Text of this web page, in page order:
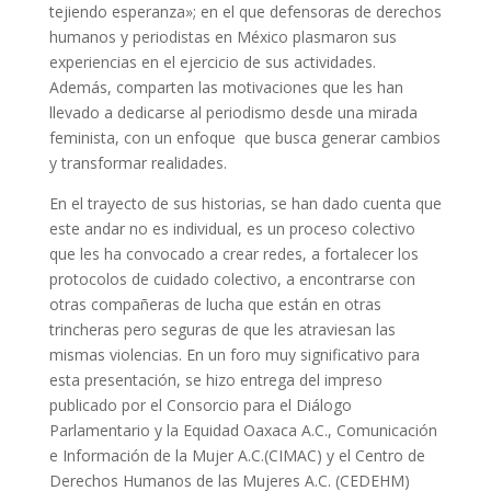
tejiendo esperanza»; en el que defensoras de derechos
humanos y periodistas en México plasmaron sus
experiencias en el ejercicio de sus actividades.
Además, comparten las motivaciones que les han
llevado a dedicarse al periodismo desde una mirada
feminista, con un enfoque que busca generar cambios
y transformar realidades.
En el trayecto de sus historias, se han dado cuenta que
este andar no es individual, es un proceso colectivo
que les ha convocado a crear redes, a fortalecer los
protocolos de cuidado colectivo, a encontrarse con
otras compañeras de lucha que están en otras
trincheras pero seguras de que les atraviesan las
mismas violencias. En un foro muy significativo para
esta presentación, se hizo entrega del impreso
publicado por el Consorcio para el Diálogo
Parlamentario y la Equidad Oaxaca A.C., Comunicación
e Información de la Mujer A.C.(CIMAC) y el Centro de
Derechos Humanos de las Mujeres A.C. (CEDEHM)